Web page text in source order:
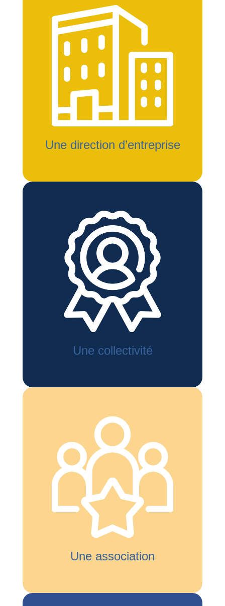
Une direction d’entreprise
Une collectivité
Une association